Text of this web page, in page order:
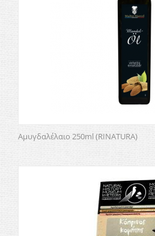
Αμυγδαλέλαιο 250ml (RINATURA)